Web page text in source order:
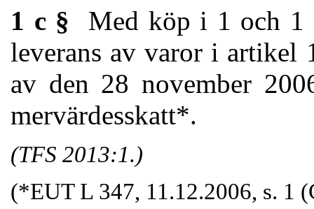
1 c § Med köp i 1 och 1
leverans av varor i ar­tikel
av den 28 november
mervärdesskatt*.
(TFS 2013:1.)
(*EUT L 347, 11.12.2006, s. 1